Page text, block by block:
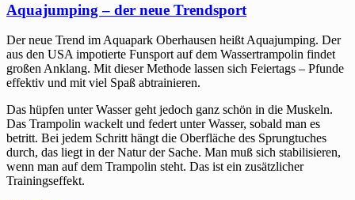
Aquajumping – der neue Trendsport
Der neue Trend im Aquapark Oberhausen heißt Aquajumping. Der
aus den USA impotierte Funsport auf dem Wassertrampolin findet
großen Anklang. Mit dieser Methode lassen sich Feiertags – Pfunde
effektiv und mit viel Spaß abtrainieren.
Das hüpfen unter Wasser geht jedoch ganz schön in die Muskeln.
Das Trampolin wackelt und federt unter Wasser, sobald man es
betritt. Bei jedem Schritt hängt die Oberfläche des Sprungtuches
durch, das liegt in der Natur der Sache. Man muß sich stabilisieren,
wenn man auf dem Trampolin steht. Das ist ein zusätzlicher
Trainingseffekt.